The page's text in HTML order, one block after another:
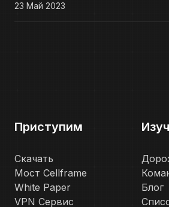
23 Май 2023
Приступим
Скачать
Мост Cellframe
White Paper
VPN Сервис
Блог